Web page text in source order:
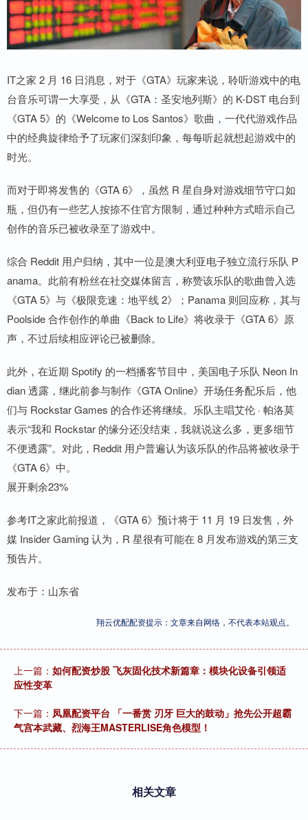
IT之家 2 月 16 日消息，对于《GTA》玩家来说，聆听游戏中的电
台音乐可谓一大享受，从《GTA：圣安地列斯》的 K-DST 电台到
《GTA 5》的《Welcome to Los Santos》歌曲，一代代游戏作品
中的经典旋律给予了玩家们深刻印象，每每听起就想起游戏中的
时光。
而对于即将发售的《GTA 6》，虽然 R 星自身对游戏细节守口如
瓶，但仍有一些艺人按捺不住官方限制，通过种种方式暗示自己
创作的音乐已被收录至了游戏中。
综合 Reddit 用户归纳，其中一位是澳大利亚电子独立流行乐队 P
anama。此前有粉丝在社交媒体留言，称赞该乐队的歌曲曾入选
《GTA 5》与《极限竞速：地平线 2》；Panama 则回应称，其与
Poolside 合作创作的单曲《Back to Life》将收录于《GTA 6》原
声，不过后续相应评论已被删除。
此外，在近期 Spotify 的一档播客节目中，美国电子乐队 Neon In
dian 透露，继此前参与制作《GTA Online》开场任务配乐后，他
们与 Rockstar Games 的合作还将继续。乐队主唱艾伦 · 帕洛莫
表示“我和 Rockstar 的缘分还没结束，我就说这么多，更多细节
不便透露”。对此，Reddit 用户普遍认为该乐队的作品将被收录于
《GTA 6》中。
展开剩余23%
参考IT之家此前报道，《GTA 6》预计将于 11 月 19 日发售，外
媒 Insider Gaming 认为，R 星很有可能在 8 月发布游戏的第三支
预告片。
发布于：山东省
翔云优配配资提示：文章来自网络，不代表本站观点。
上一篇： 如何配资炒股 飞灰固化技术新篇章：模块化设备引领适
应性变革
下一篇： 凤凰配资平台 「一番赏 刃牙 巨大的鼓动」抢先公开超霸
气宫本武藏、烈海王MASTERLISE角色模型！
相关文章